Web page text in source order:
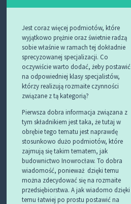
Jest coraz więcej podmiotów, które
wyjątkowo prężnie oraz świetnie radzą
sobie właśnie w ramach tej dokładnie
sprecyzowanej specjalizacji. Co
oczywiście warto dodać, żeby postawić
na odpowiedniej klasy specjalistów,
którzy realizują rozmaite czynności
związane z tą kategorią?
Pierwsza dobra informacja związana z
tym składnikiem jest taka, że tutaj w
obrębie tego tematu jest naprawdę
stosunkowo dużo podmiotów, które
zajmują się takim tematem, jak
budownictwo Inowrocław. To dobra
wiadomość, ponieważ dzięki temu
można zdecydować się na rozmaite
przedsiębiorstwa. A jak wiadomo dzięki
temu łatwiej po prostu postawić na